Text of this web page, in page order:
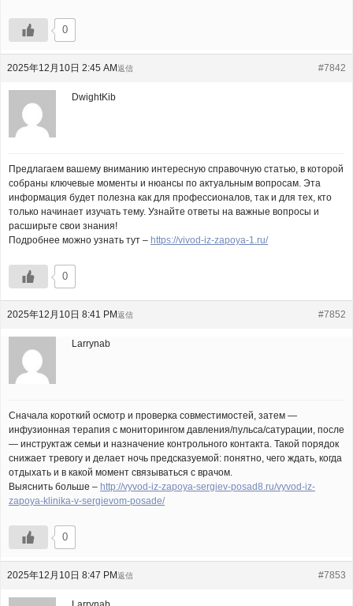
0
2025年12月10日 2:45 AM #7842
返信
DwightKib
Предлагаем вашему вниманию интересную справочную статью, в которой
собраны ключевые моменты и нюансы по актуальным вопросам. Эта
информация будет полезна как для профессионалов, так и для тех, кто
только начинает изучать тему. Узнайте ответы на важные вопросы и
расширьте свои знания!
Подробнее можно узнать тут – https://vivod-iz-zapoya-1.ru/
0
2025年12月10日 8:41 PM #7852
返信
Larrynab
Сначала короткий осмотр и проверка совместимостей, затем —
инфузионная терапия с мониторингом давления/пульса/сатурации, после
— инструктаж семьи и назначение контрольного контакта. Такой порядок
снижает тревогу и делает ночь предсказуемой: понятно, чего ждать, когда
отдыхать и в какой момент связываться с врачом.
Выяснить больше – http://vyvod-iz-zapoya-sergiev-posad8.ru/vyvod-iz-
zapoya-klinika-v-sergievom-posade/
0
2025年12月10日 8:47 PM #7853
返信